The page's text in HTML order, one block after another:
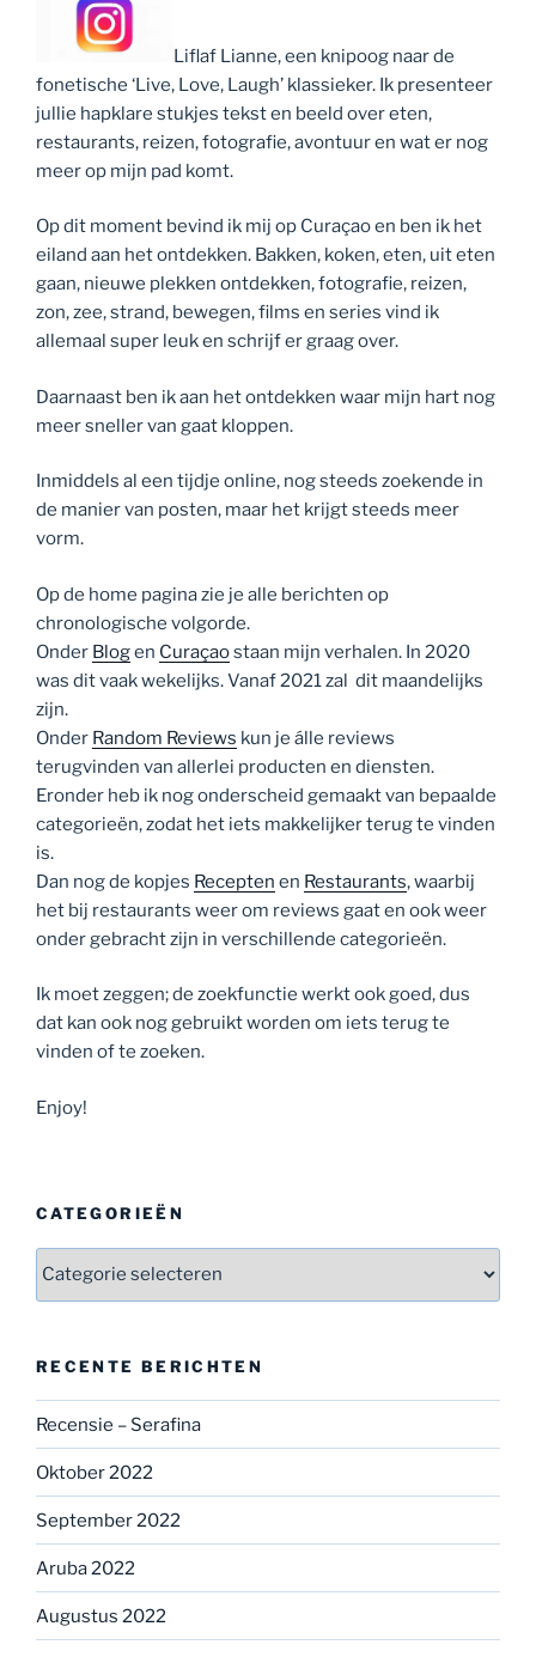
Liflaf Lianne, een knipoog naar de
fonetische ‘Live, Love, Laugh’ klassieker. Ik presenteer
jullie hapklare stukjes tekst en beeld over eten,
restaurants, reizen, fotografie, avontuur en wat er nog
meer op mijn pad komt.
Op dit moment bevind ik mij op Curaçao en ben ik het
eiland aan het ontdekken. Bakken, koken, eten, uit eten
gaan, nieuwe plekken ontdekken, fotografie, reizen,
zon, zee, strand, bewegen, films en series vind ik
allemaal super leuk en schrijf er graag over.
Daarnaast ben ik aan het ontdekken waar mijn hart nog
meer sneller van gaat kloppen.
Inmiddels al een tijdje online, nog steeds zoekende in
de manier van posten, maar het krijgt steeds meer
vorm.
Op de home pagina zie je alle berichten op
chronologische volgorde.
Onder Blogen Curaçaostaan mijn verhalen. In 2020
was dit vaak wekelijks. Vanaf 2021 zal dit maandelijks
zijn.
Onder Random Reviews kun je álle reviews
terugvinden van allerlei producten en diensten.
Eronder heb ik nog onderscheid gemaakt van bepaalde
categorieën, zodat het iets makkelijker terug te vinden
is.
Dan nog de kopjes Recepten en Restaurants, waarbij
het bij restaurants weer om reviews gaat en ook weer
onder gebracht zijn in verschillende categorieën.
Ik moet zeggen; de zoekfunctie werkt ook goed, dus
dat kan ook nog gebruikt worden om iets terug te
vinden of te zoeken.
Enjoy!
CATEGORIEËN
Categorieën
RECENTE BERICHTEN
Recensie – Serafina
Oktober 2022
September 2022
Aruba 2022
Augustus 2022